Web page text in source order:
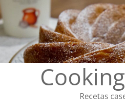
Saltar
al
contenido
Recetas